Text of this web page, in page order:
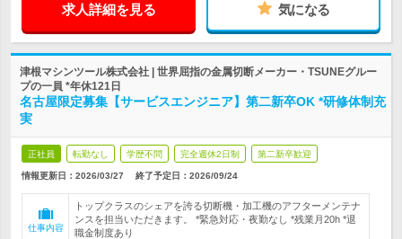
求人詳細を見る 気になる
津根マシンツール株式会社 | 世界屈指の金属切断メーカー・TSUNEグルー
プの一員 *年休121日
名古屋限定募集【サービスエンジニア】第二新卒OK *研修体制充
実
正社員 転勤なし 学歴不問 完全週休2日制 第二新卒歓迎
情報更新日：2026/03/27 終了予定日： 2026/09/24
仕事内容
トップクラスのシェアを誇る切断機・加工機のアフターメンテナ
ンスを担当いただきます。 *緊急対応・夜勤なし *残業月20h *退
職金制度あり